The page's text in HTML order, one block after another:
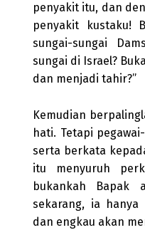
penyakit itu, dan
penyakit kustaku!
sungai-sungai
sungai di Israel?
dan menjadi tahir?”
Kemudian
hati. Tetapi
serta berkata
itu menyuruh
bukankah Bapak
sekarang, ia hanya
dan engkau akan